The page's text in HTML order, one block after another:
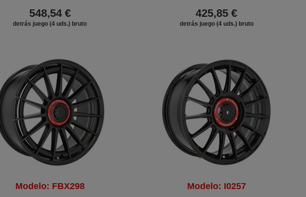
548,54 €
detrás juego (4 uds.) bruto
425,85 €
detrás juego (4 uds.) bruto
Modelo: FBX298 Modelo: I0257